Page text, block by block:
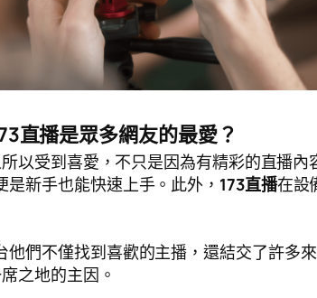
直播是眾多網友的最愛？
以受到喜愛，不只是因為有精彩的直播
新手也能快速上手。此外， 173直播在設
他們不僅找到喜歡的主播，還結交了許
之地的主因。